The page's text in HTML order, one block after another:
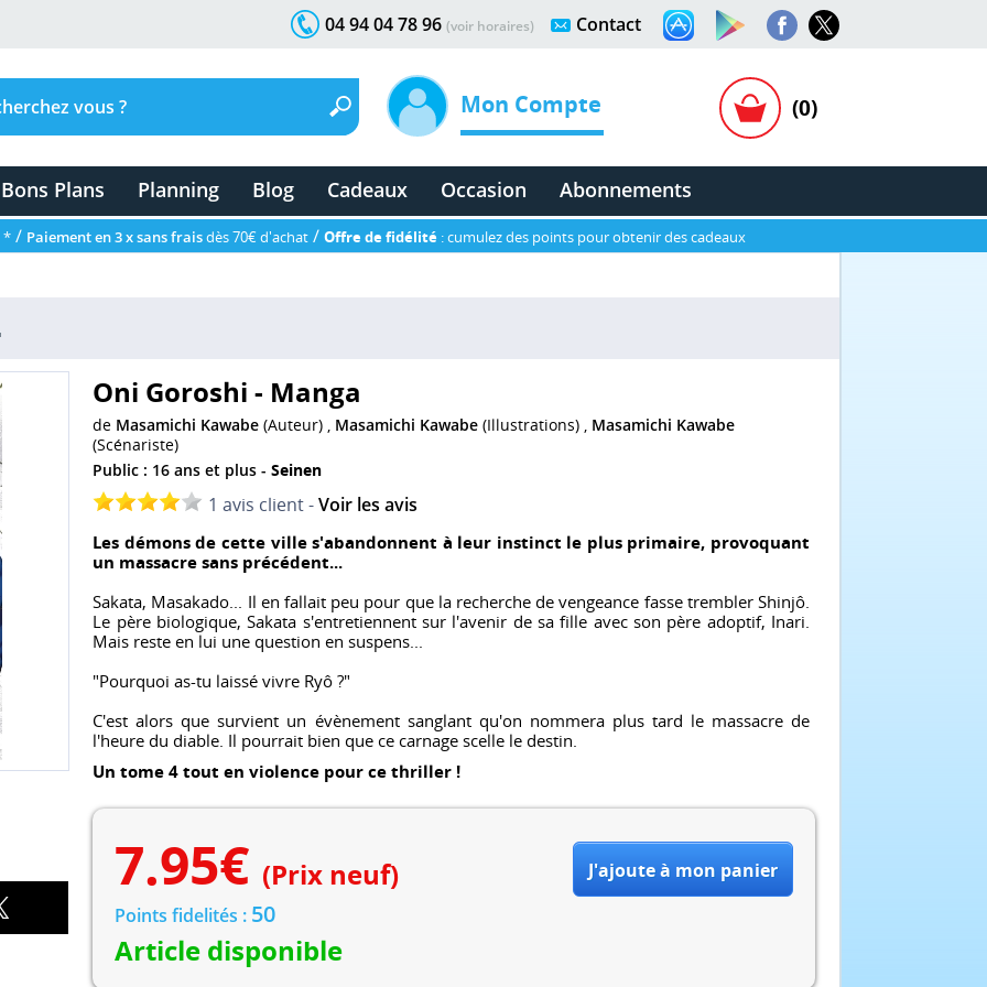
Contact
04 94 04 78 96 (voir horaires)
Mon Compte (0)
Bons Plans Planning Blog Cadeaux Occasion Abonnements
* / Paiement en 3 x sans fraisdès 70€ d'achat / Offre de fidélité : cumulez des points pour obtenir des cadeaux
Oni Goroshi - Manga
de Masamichi Kawabe (Auteur) , Masamichi Kawabe (Illustrations) , Masamichi Kawabe
(Scénariste)
Public : 16 ans et plus -Seinen
1 avis client -Voir les avis
Les démons de cette ville s'abandonnent à leur instinct le plus primaire, provoquant
un massacre sans précédent...
Sakata, Masakado... Il en fallait peu pour que la recherche de vengeance fasse trembler Shinjô.
Le père biologique, Sakata s'entretiennent sur l'avenir de sa fille avec son père adoptif, Inari.
Mais reste en lui une question en suspens...
"Pourquoi as-tu laissé vivre Ryô ?"
C'est alors que survient un évènement sanglant qu'on nommera plus tard le massacre de
l'heure du diable. Il pourrait bien que ce carnage scelle le destin.
Un tome 4 tout en violence pour ce thriller !
7.95€ (Prix neuf)
Points fidelités : 50
Article disponible